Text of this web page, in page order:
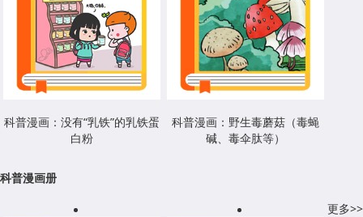
科普漫画：没有“乳铁”的乳铁蛋
白粉
科普漫画：野生毒蘑菇（毒蝇
碱、毒伞肽等）
科普漫画册
更多>>